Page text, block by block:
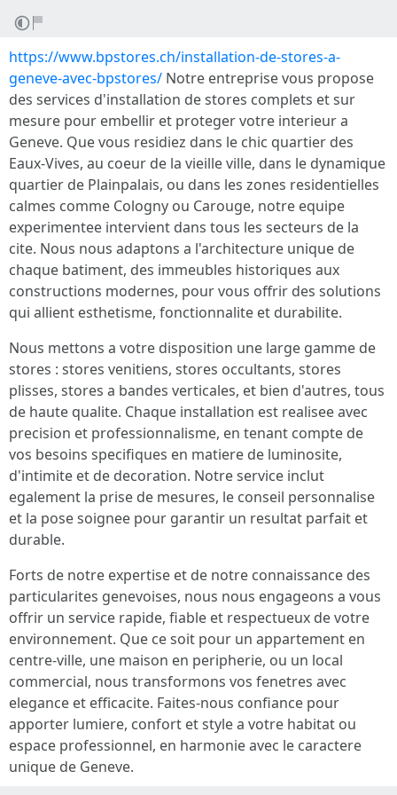
https://www.bpstores.ch/installation-de-stores-a-
geneve-avec-bpstores/ Notre entreprise vous propose
des services d'installation de stores complets et sur
mesure pour embellir et proteger votre interieur a
Geneve. Que vous residiez dans le chic quartier des
Eaux-Vives, au coeur de la vieille ville, dans le dynamique
quartier de Plainpalais, ou dans les zones residentielles
calmes comme Cologny ou Carouge, notre equipe
experimentee intervient dans tous les secteurs de la
cite. Nous nous adaptons a l'architecture unique de
chaque batiment, des immeubles historiques aux
constructions modernes, pour vous offrir des solutions
qui allient esthetisme, fonctionnalite et durabilite.
Nous mettons a votre disposition une large gamme de
stores : stores venitiens, stores occultants, stores
plisses, stores a bandes verticales, et bien d'autres, tous
de haute qualite. Chaque installation est realisee avec
precision et professionnalisme, en tenant compte de
vos besoins specifiques en matiere de luminosite,
d'intimite et de decoration. Notre service inclut
egalement la prise de mesures, le conseil personnalise
et la pose soignee pour garantir un resultat parfait et
durable.
Forts de notre expertise et de notre connaissance des
particularites genevoises, nous nous engageons a vous
offrir un service rapide, fiable et respectueux de votre
environnement. Que ce soit pour un appartement en
centre-ville, une maison en peripherie, ou un local
commercial, nous transformons vos fenetres avec
elegance et efficacite. Faites-nous confiance pour
apporter lumiere, confort et style a votre habitat ou
espace professionnel, en harmonie avec le caractere
unique de Geneve.